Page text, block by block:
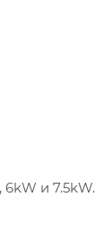
и 7.5kW.